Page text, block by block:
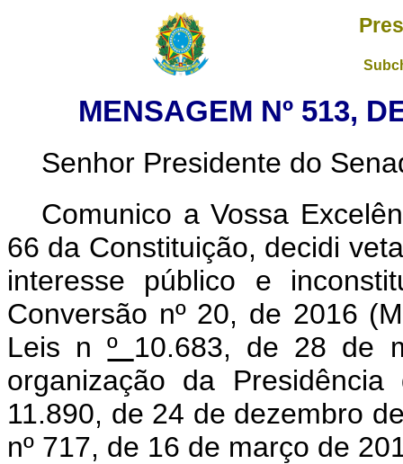
MENSAGEM Nº 513,
Senhor Presidente do
Comunico a Vossa
66 da Constituição, decidi
interesse público e
Conversão nº 20, de 2016
Leis nº 10.683, de 28 de
organização da
11.890, de 24 de dezembro
nº 717, de 16 de março de